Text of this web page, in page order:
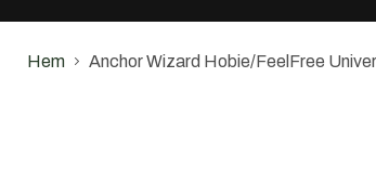
Hem Anchor Wizard Hobie/FeelFree